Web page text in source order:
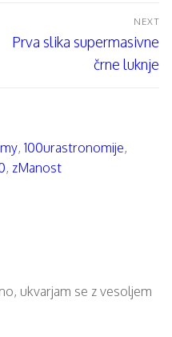
NEXT
Next
Prva slika supermasivne
črne luknje
, 100urastronomije,
, zManost
ukvarjam se z vesoljem